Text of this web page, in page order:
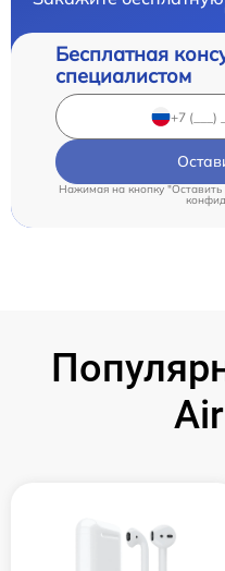
Бесплатная
специалистом
Нажимая на кнопку "Оставить